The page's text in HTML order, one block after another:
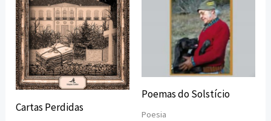
Cartas Perdidas
Poemas do Solstício
Poesia